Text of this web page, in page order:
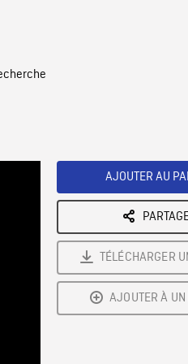
AJOUTER AU
TÉLÉCHARGER
AJOUTER À